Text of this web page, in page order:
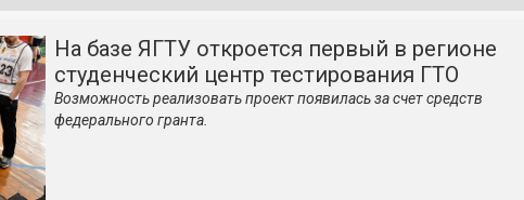
На базе ЯГТУ откроется первый в регионе
студенческий центр тестирования ГТО
Возможность реализовать проект появилась за счет средств
федерального гранта.